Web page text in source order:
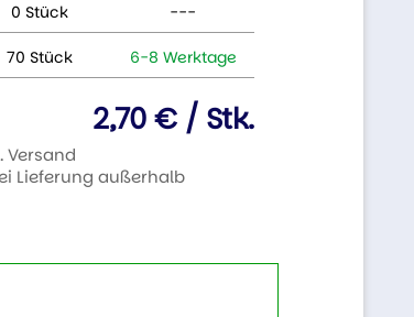
0 Stück ---
70 Stück 6-8 Werktage
2,70 € / Stk.
Versand
Lieferung außerhalb